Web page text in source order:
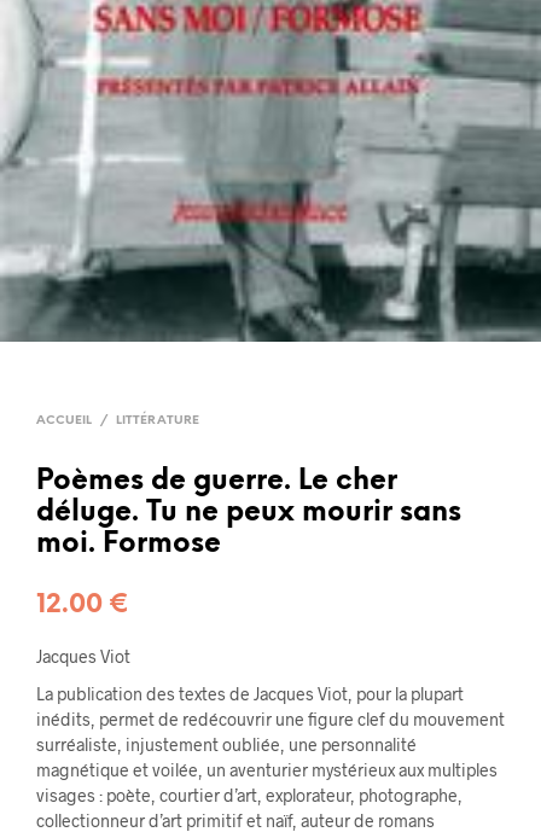
ACCUEIL / LITTÉRATURE
Poèmes de guerre. Le cher
déluge. Tu ne peux mourir sans
moi. Formose
12.00 €
Jacques Viot
La publication des textes de Jacques Viot, pour la plupart
inédits, permet de redécouvrir une figure clef du mouvement
surréaliste, injustement oubliée, une personnalité
magnétique et voilée, un aventurier mystérieux aux multiples
visages : poète, courtier d’art, explorateur, photographe,
collectionneur d’art primitif et naïf, auteur de romans